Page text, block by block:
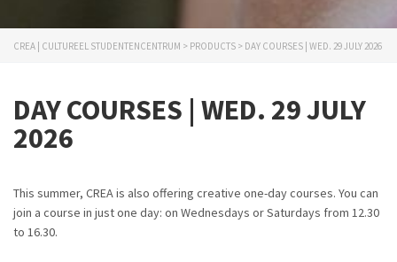
CREA | CULTUREEL STUDENTENCENTRUM > PRODUCTS > DAY COURSES | WED. 29 JULY 2026
DAY COURSES | WED. 29 JULY
2026
This summer, CREA is also offering creative one-day courses. You can
join a course in just one day: on Wednesdays or Saturdays from 12.30
to 16.30.